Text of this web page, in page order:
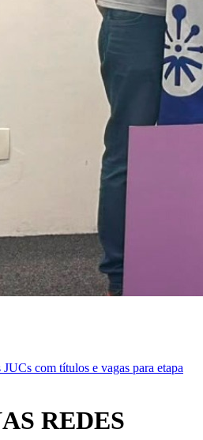
com títulos e vagas para etapa
REDES